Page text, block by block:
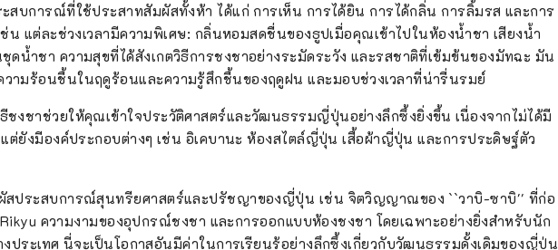
สบการณ์ที่ใช้ประสาทสัมผัสทั้งห้า ได้แก่ การเห็น การได้ยิน การได้กลิ่น การลิ้มรส และการ
น แต่ละช่วงเวลามีความพิเศษ: กลิ่นหอมสดชื่นของธูปเมื่อคุณเข้าไปในห้องน้ำชา เสียงน้ำ
ดน้ำชา ความสุขที่ได้สังเกตวิธีการชงชาอย่างระมัดระวัง และรสชาติที่เข้มข้นของมัทฉะ มัน
ามร้อนชื้นในฤดูร้อนและความรู้สึกชื้นของฤดูฝน และมอบช่วงเวลาที่น่ารื่นรมย์
งชาช่วยให้คุณเข้าใจประวัติศาสตร์และวัฒนธรรมญี่ปุ่นอย่างลึกซึ้งยิ่งขึ้น เนื่องจากไม่ได้มี
ต่ยังมีองค์ประกอบต่างๆ เช่น อิเคบานะ ห้องสไตล์ญี่ปุ่น เสื้อผ้าญี่ปุ่น และการประดิษฐ์ตัว
สประสบการณ์สุนทรียศาสตร์และปรัชญาของญี่ปุ่น เช่น จิตวิญญาณของ ``วาบิ-ซาบิ'' ที่ก่อ
Rikyu ความงามของอุปกรณ์ชงชา และการออกแบบห้องชงชา โดยเฉพาะอย่างยิ่งสำหรับนัก
งประเทศ นี่จะเป็นโอกาสอันมีค่าในการเรียนรู้อย่างลึกซึ้งเกี่ยวกับวัฒนธรรมดั้งเดิมของญี่ปุ่น